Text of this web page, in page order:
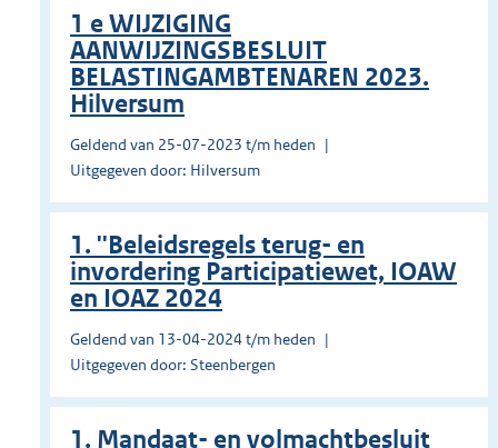
1 e WIJZIGING
AANWIJZINGSBESLUIT
BELASTINGAMBTENAREN 2023.
Hilversum
Geldend van 25-07-2023 t/m heden
Uitgegeven door: Hilversum
1. ''Beleidsregels terug- en
invordering Participatiewet, IOAW
en IOAZ 2024
Geldend van 13-04-2024 t/m heden
Uitgegeven door: Steenbergen
1. Mandaat- en volmachtbesluit